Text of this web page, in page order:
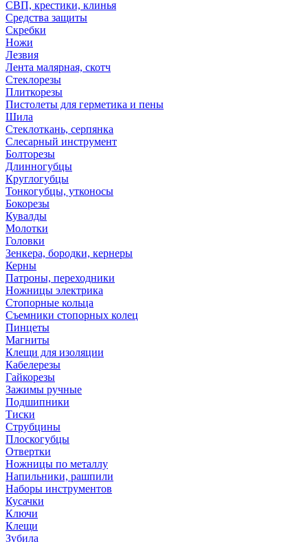
СВП, крестики, клинья
Средства защиты
Скребки
Ножи
Лезвия
Лента малярная, скотч
Стеклорезы
Плиткорезы
Пистолеты для герметика и пены
Шила
Стеклоткань, серпянка
Слесарный инструмент
Болторезы
Длинногубцы
Круглогубцы
Тонкогубцы, утконосы
Бокорезы
Кувалды
Молотки
Головки
Зенкера, бородки, кернеры
Керны
Патроны, переходники
Ножницы электрика
Стопорные кольца
Съемники стопорных колец
Пинцеты
Магниты
Клещи для изоляции
Кабелерезы
Гайкорезы
Зажимы ручные
Подшипники
Тиски
Струбцины
Плоскогубцы
Отвертки
Ножницы по металлу
Напильники, рашпили
Наборы инструментов
Кусачки
Ключи
Клещи
Зубила